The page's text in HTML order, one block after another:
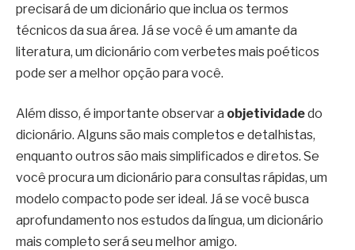
precisará de um dicionário que inclua os termos
técnicos da sua área. Já se você é um amante da
literatura, um dicionário com verbetes mais poéticos
pode ser a melhor opção para você.
Além disso, é importante observar a objetividadedo
dicionário. Alguns são mais completos e detalhistas,
enquanto outros são mais simplificados e diretos. Se
você procura um dicionário para consultas rápidas, um
modelo compacto pode ser ideal. Já se você busca
aprofundamento nos estudos da língua, um dicionário
mais completo será seu melhor amigo.